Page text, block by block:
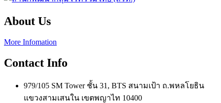
About Us
More Infomation
Contact Info
979/105 SM Tower ชั้น 31, BTS สนามเป้า ถ.พหลโยธิน
แขวงสามเสนใน เขตพญาไท 10400